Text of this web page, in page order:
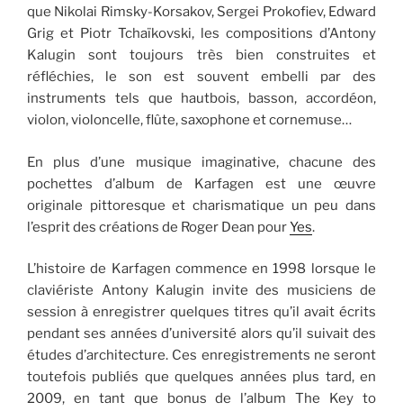
que Nikolai Rimsky-Korsakov, Sergei Prokofiev, Edward
Grig et Piotr Tchaïkovski, les compositions d’Antony
Kalugin sont toujours très bien construites et
réfléchies, le son est souvent embelli par des
instruments tels que hautbois, basson, accordéon,
violon, violoncelle, flûte, saxophone et cornemuse…
En plus d’une musique imaginative, chacune des
pochettes d’album de Karfagen est une œuvre
originale pittoresque et charismatique un peu dans
l’esprit des créations de Roger Dean pourYes.
L’histoire de Karfagen commence en 1998 lorsque le
claviériste Antony Kalugin invite des musiciens de
session à enregistrer quelques titres qu’il avait écrits
pendant ses années d’université alors qu’il suivait des
études d’architecture. Ces enregistrements ne seront
toutefois publiés que quelques années plus tard, en
2009, en tant que bonus de l’album The Key to